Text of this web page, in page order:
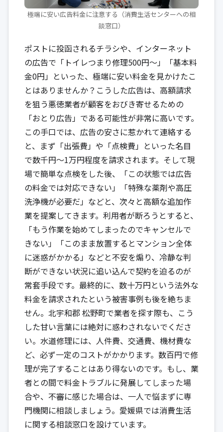
極端に安い広告料金に注意する（消費生活センターへの相
談窓口）
ポストに投函されるチラシや、インターネット
の広告で「トイレつまり修理500円～」「基本料
金0円」といった、極端に安い料金を見かけたこ
とはありませんか？こうした広告は、高額請求
を狙う悪徳業者が顧客をおびき寄せるための
「おとり広告」である可能性が非常に高いです。
この手口では、広告の安さに惹かれて連絡する
と、まず「出張費」や「点検費」といった名目
で数千円～1万円程度を請求されます。そして現
場で簡単な点検をした後、「この状態では広告
の料金では対応できない」「特殊な薬剤や高圧
洗浄機が必要だ」などと、次々と高額な追加作
業を提案してきます。利用者が断ろうとすると、
「もう作業を始めてしまったのでキャンセルで
きない」「このまま放置するとマンション全体
に迷惑がかかる」などと不安を煽り、冷静な判
断ができない状況に追い込んで契約を迫るのが
常套手段です。最終的に、数十万円という法外な
料金を請求されたという被害事例も後を絶ちま
せん。北宇和郡 松野町で業者を探す際も、こう
した甘い言葉には絶対に惑わされないでくださ
い。水道修理には、人件費、交通費、機材費な
ど、必ず一定のコストがかかります。数百円で修
理が完了することはあり得ないのです。もし、業
者との間で料金トラブルに発展してしまった場
合や、不審に感じた場合は、一人で悩まずに専
門機関に相談しましょう。愛媛県では消費生活
に関する相談窓口を設けています。